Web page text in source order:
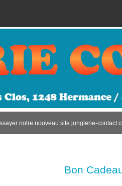
notre nouveau site jonglerie-
Bon